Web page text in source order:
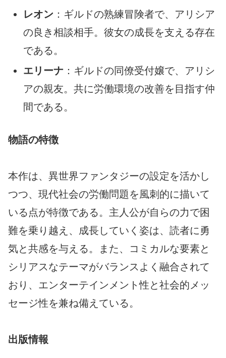
レオン ：ギルドの熟練冒険者で、アリシア
の良き相談相手。彼女の成長を支える存在
である。
エリーナ ：ギルドの同僚受付嬢で、アリシ
アの親友。共に労働環境の改善を目指す仲
間である。
物語の特徴
本作は、異世界ファンタジーの設定を活かし
つつ、現代社会の労働問題を風刺的に描いて
いる点が特徴である。主人公が自らの力で困
難を乗り越え、成長していく姿は、読者に勇
気と共感を与える。また、コミカルな要素と
シリアスなテーマがバランスよく融合されて
おり、エンターテインメント性と社会的メッ
セージ性を兼ね備えている。
出版情報